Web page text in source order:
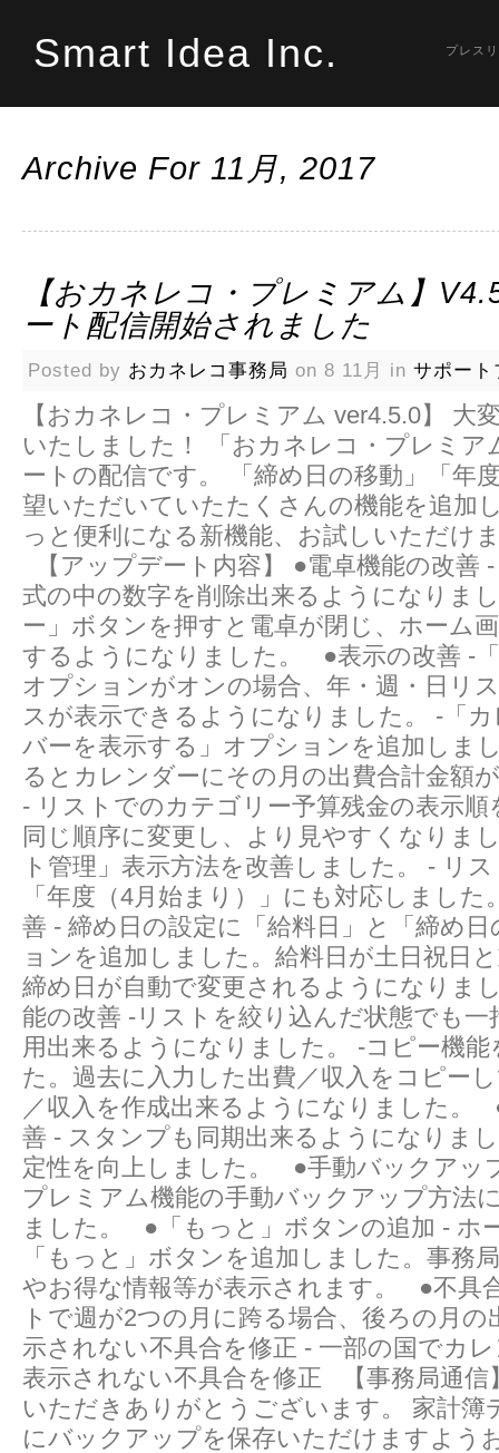
Smart Idea Inc. プレス
Archive For 11月, 2017
【おカネレコ・プレミアム】
ート配信開始されました
Posted by おカネレコ事務局 on 8 11月 in サポー
【おカネレコ・プレミアム ver4.5.0】 大
いたしました！ 「おカネレコ・プレミア
ートの配信です。 「締め日の移動」「年
望いただいていたたくさんの機能を追加
っと便利になる新機能、お試しいただけ
【アップデート内容】 ●電卓機能の改善
式の中の数字を削除出来るようになりま
ー」ボタンを押すと電卓が閉じ、ホーム
するようになりました。 ●表示の改善 -
オプションがオンの場合、年・週・日リ
スが表示できるようになりました。 -「
バーを表示する」オプションを追加しま
るとカレンダーにその月の出費合計金額
- リストでのカテゴリー予算残金の表示順
同じ順序に変更し、より見やすくなりま
ト管理」表示方法を改善しました。 - リ
「年度（4月始まり）」にも対応しまし
善 - 締め日の設定に「給料日」と「締め
ョンを追加しました。給料日が土日祝日
締め日が自動で変更されるようになりま
能の改善 -リストを絞り込んだ状態でも一
用出来るようになりました。 -コピー機
た。過去に入力した出費／収入をコピー
／収入を作成出来るようになりました。
善 - スタンプも同期出来るようになりま
定性を向上しました。 ●手動バックアッ
プレミアム機能の手動バックアップ方法
ました。 ●「もっと」ボタンの追加 - ホ
「もっと」ボタンを追加しました。事務
やお得な情報等が表示されます。 ●不具
トで週が2つの月に跨る場合、後ろの月の
示されない不具合を修正 - 一部の国でカ
表示されない不具合を修正 【事務局通信
いただきありがとうございます。 家計簿
にバックアップを保存いただけますよう